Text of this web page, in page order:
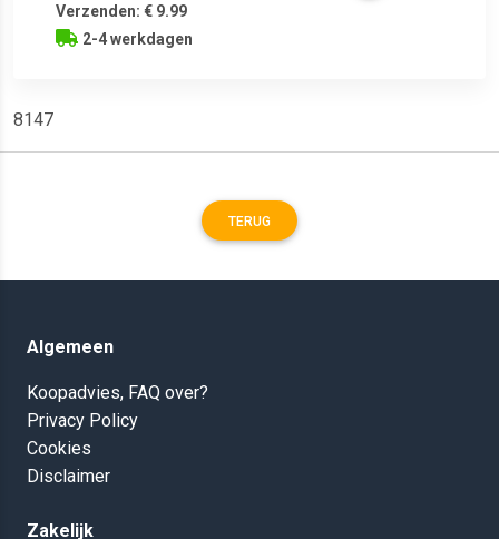
Verzenden: € 9.99
2-4 werkdagen
8147
TERUG
Algemeen
Koopadvies, FAQ over?
Privacy Policy
Cookies
Disclaimer
Zakelijk